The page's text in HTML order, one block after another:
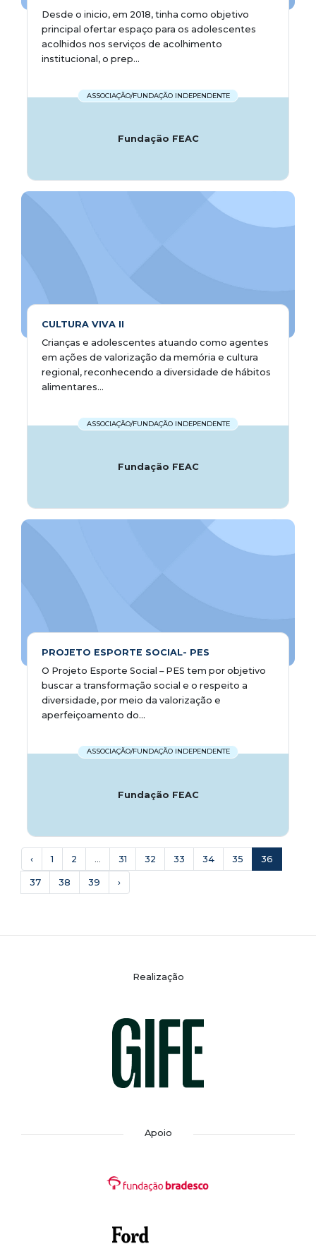
Desde o inicio, em 2018, tinha como objetivo
principal ofertar espaço para os adolescentes
acolhidos nos serviços de acolhimento
institucional, o prep...
ASSOCIAÇÃO/FUNDAÇÃO INDEPENDENTE
Fundação FEAC
CULTURA VIVA II
Crianças e adolescentes atuando como agentes
em ações de valorização da memória e cultura
regional, reconhecendo a diversidade de hábitos
alimentares...
ASSOCIAÇÃO/FUNDAÇÃO INDEPENDENTE
Fundação FEAC
PROJETO ESPORTE SOCIAL- PES
O Projeto Esporte Social – PES tem por objetivo
buscar a transformação social e o respeito a
diversidade, por meio da valorização e
aperfeiçoamento do...
ASSOCIAÇÃO/FUNDAÇÃO INDEPENDENTE
Fundação FEAC
‹ 1 2 ... 31 32 33 34 35 36
37 38 39 ›
Realização
Apoio